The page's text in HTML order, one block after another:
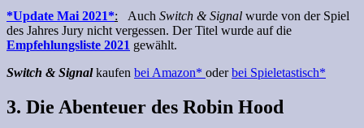
*Update Mai 2021*: Auch Switch & Signal wurde von der Spiel
des Jahres Jury nicht vergessen. Der Titel wurde auf die
Empfehlungsliste 2021 gewählt.
Switch & Signalkaufen bei Amazon* oderbei Spieletastisch*
3. Die Abenteuer des Robin Hood